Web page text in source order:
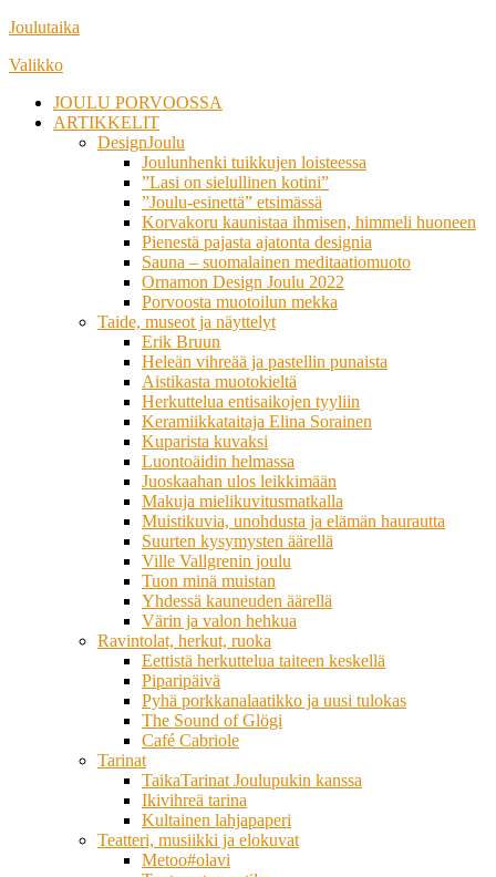
Siirry
sisältöön
Joulutaika
Valikko
JOULU PORVOOSSA
ARTIKKELIT
DesignJoulu
Joulunhenki tuikkujen loisteessa
”Lasi on sielullinen kotini”
”Joulu-esinettä” etsimässä
Korvakoru kaunistaa ihmisen, himmeli huoneen
Pienestä pajasta ajatonta designia
Sauna – suomalainen meditaatiomuoto
Ornamon Design Joulu 2022
Porvoosta muotoilun mekka
Taide, museot ja näyttelyt
Erik Bruun
Heleän vihreää ja pastellin punaista
Aistikasta muotokieltä
Herkuttelua entisaikojen tyyliin
Keramiikkataitaja Elina Sorainen
Kuparista kuvaksi
Luontoäidin helmassa
Juoskaahan ulos leikkimään
Makuja mielikuvitusmatkalla
Muistikuvia, unohdusta ja elämän haurautta
Suurten kysymysten äärellä
Ville Vallgrenin joulu
Tuon minä muistan
Yhdessä kauneuden äärellä
Värin ja valon hehkua
Ravintolat, herkut, ruoka
Eettistä herkuttelua taiteen keskellä
Piparipäivä
Pyhä porkkanalaatikko ja uusi tulokas
The Sound of Glögi
Café Cabriole
Tarinat
TaikaTarinat Joulupukin kanssa
Ikivihreä tarina
Kultainen lahjapaperi
Teatteri, musiikki ja elokuvat
Metoo#olavi